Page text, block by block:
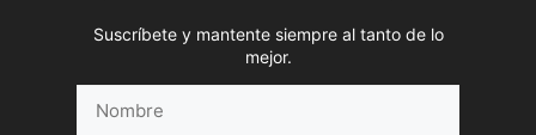
Suscríbete y mantente siempre al tanto de lo
mejor.